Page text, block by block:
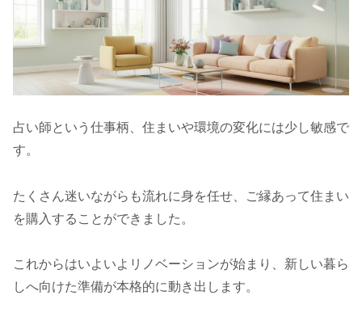
占い師という仕事柄、住まいや環境の変化には少し敏感で
す。
たくさん迷いながらも流れに身を任せ、ご縁あって住まい
を購入することができました。
これからはいよいよリノベーションが始まり、新しい暮ら
しへ向けた準備が本格的に動き出します。